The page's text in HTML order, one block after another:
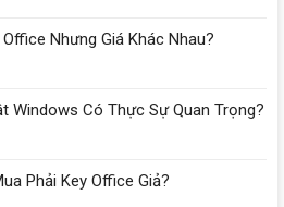
Nhưng Giá Khác Nhau?
Windows Có Thực Sự Quan Trọng?
Phải Key Office Giả?